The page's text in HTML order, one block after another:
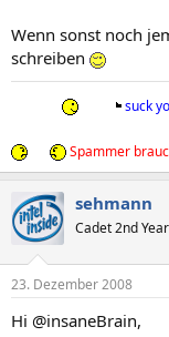
Wenn sonst noch
schreiben
suck
Spammer
sehmann
Cadet 2nd Year
23. Dezember 2008
Hi @insaneBrain,